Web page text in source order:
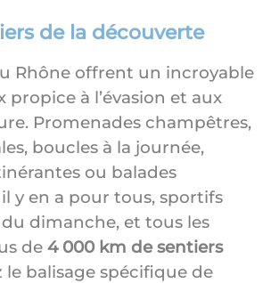
de la découverte
Rhône offrent un incroyable
propice à l’évasion et aux
Promenades champêtres,
boucles à la journée,
ou balades
y en a pour tous, sportifs
dimanche, et tous les
de 4 000 km de sentiers
le balisage spécifique de